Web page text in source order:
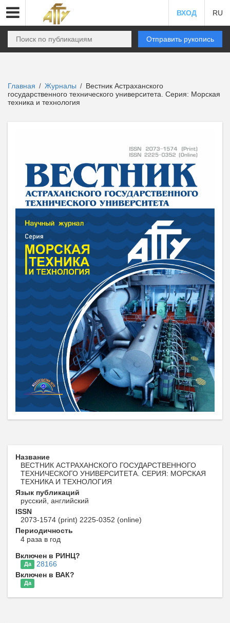
ВХОД RU
Отправить рукопись
Главная / Журналы / Вестник Астраханского
государственного технического университета. Серия: Морская
техника и технология
Название
ВЕСТНИК АСТРАХАНСКОГО ГОСУДАРСТВЕННОГО
ТЕХНИЧЕСКОГО УНИВЕРСИТЕТА. СЕРИЯ: МОРСКАЯ
ТЕХНИКА И ТЕХНОЛОГИЯ
Язык публикаций
русский, английский
ISSN
2073-1574 (print) 2225-0352 (online)
Периодичность
4 раза в год
Включен в РИНЦ?
Да
28166
Включен в ВАК?
Да